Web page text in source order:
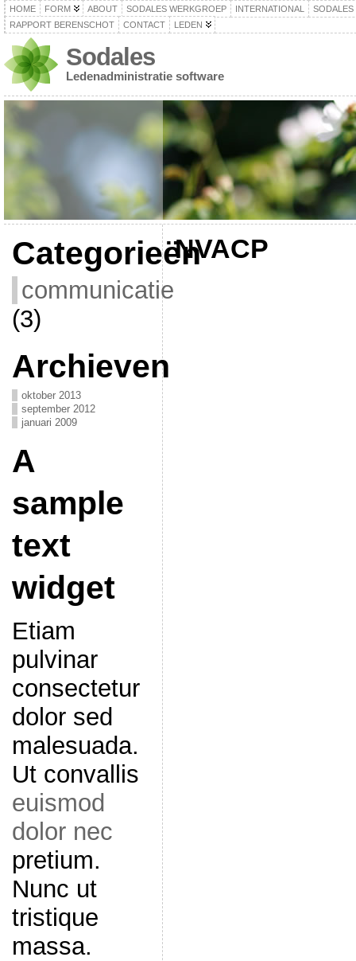
HOME FORM ABOUT SODALES WERKGROEP INTERNATIONAL
SODALES
RAPPORT BERENSCHOT
CONTACT LEDEN
Sodales
Ledenadministratie software
Categorieën
communicatie
(3)
Archieven
oktober 2013
september 2012
januari 2009
A
sample
text
widget
Etiam
pulvinar
consectetur
dolor sed
malesuada.
Ut convallis
euismod
dolor nec
pretium.
Nunc ut
tristique
massa.
NVACP